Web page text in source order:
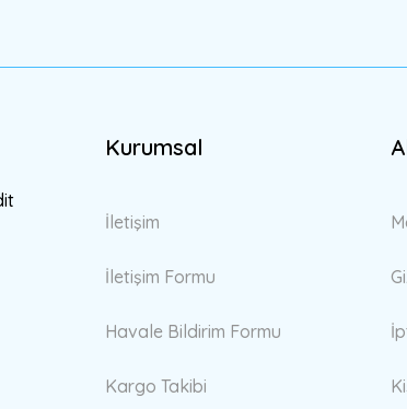
Kurumsal
İletişim
İletişim Formu
Havale Bildirim Formu
Kargo Takibi